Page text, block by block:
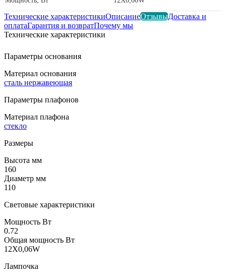
Технические характеристикиОписаниеОтзывыДоставка и
оплатаГарантия и возвратПочему мы
Технические характеристики
Параметры основания
Материал основания
сталь нержавеющая
Параметры плафонов
Материал плафона
стекло
Размеры
Высота мм
160
Диаметр мм
110
Световые характеристики
Мощность Вт
0.72
Общая мощность Вт
12X0,06W
Лампочка